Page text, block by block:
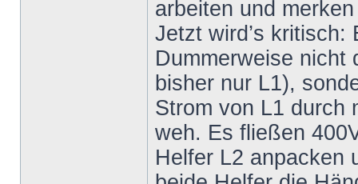
arbeiten und
Jetzt wird’s
Dummerweise nicht
bisher nur L1),
Strom von L1 durch
weh. Es fließen
Helfer L2 anpacken